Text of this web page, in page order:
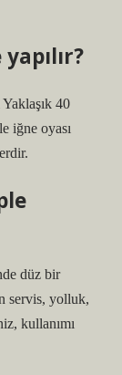
40
iğne oyası
düz bir
servis, yolluk,
kullanımı